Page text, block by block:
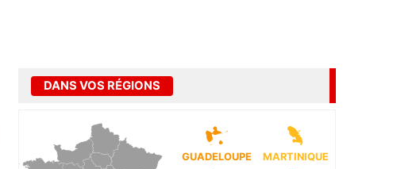
DANS VOS RÉGIONS
GUADELOUPE MARTINIQUE